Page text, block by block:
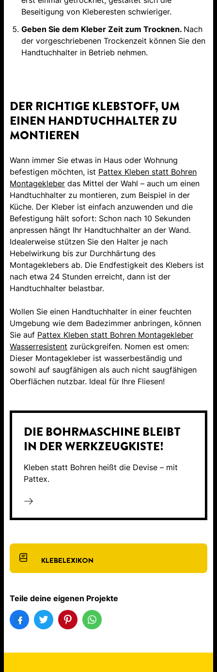
Beseitigung von Kleberesten schwieriger.
Geben Sie dem Kleber Zeit zum Trocknen. Nach
der vorgeschriebenen Trockenzeit können Sie den
Handtuchhalter in Betrieb nehmen.
DER RICHTIGE KLEBSTOFF, UM
EINEN HANDTUCHHALTER ZU
MONTIEREN
Wann immer Sie etwas in Haus oder Wohnung
befestigen möchten, ist Pattex Kleben statt Bohren
Montagekleber das Mittel der Wahl – auch um einen
Handtuchhalter zu montieren, zum Beispiel in der
Küche. Der Kleber ist einfach anzuwenden und die
Befestigung hält sofort: Schon nach 10 Sekunden
anpressen hängt Ihr Handtuchhalter an der Wand.
Idealerweise stützen Sie den Halter je nach
Hebelwirkung bis zur Durchhärtung des
Montageklebers ab. Die Endfestigkeit des Klebers ist
nach etwa 24 Stunden erreicht, dann ist der
Handtuchhalter belastbar.
Wollen Sie einen Handtuchhalter in einer feuchten
Umgebung wie dem Badezimmer anbringen, können
Sie auf Pattex Kleben statt Bohren Montagekleber
Wasserresistent zurückgreifen. Nomen est omen:
Dieser Montagekleber ist wasserbeständig und
sowohl auf saugfähigen als auch nicht saugfähigen
Oberflächen nutzbar. Ideal für Ihre Fliesen!
DIE BOHRMASCHINE BLEIBT
IN DER WERKZEUGKISTE!
Kleben statt Bohren heißt die Devise – mit
Pattex.
KLEBELEXIKON
Teile deine eigenen Projekte